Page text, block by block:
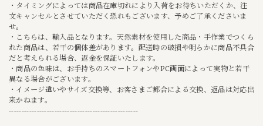
・タイミングによっては商品在庫切れにより入荷をお待ちいただくか、注
文キャンセルとさせていただく恐れもございます、予めご了承くださいま
せ。
・こちらは、輸入品となります。天然素材を使用した商品・手作業でつくら
れた商品は、若干の個体差があります。配送時の破損や明らかに商品不具合
だと考えられる場合、返金を保証いたします。
・商品の色味は、お手持ちのスマートフォンやPC画面によって実物と若干
異なる場合がございます。
・イメージ違いやサイズ交換等、お客さまご都合による交換、返品は対応出
来かねます。
---------------------------------------------------